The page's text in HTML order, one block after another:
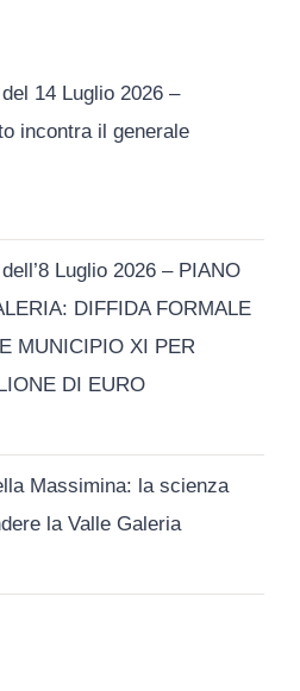
14 Luglio 2026 –
incontra il generale
Luglio 2026 – PIANO
DIFFIDA FORMALE
MUNICIPIO XI PER
DI EURO
Massimina: la scienza
la Valle Galeria